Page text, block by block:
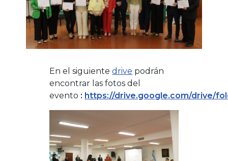
En el siguientedrive podrán
encontrar las fotos del
evento : https://drive.google.com/drive/